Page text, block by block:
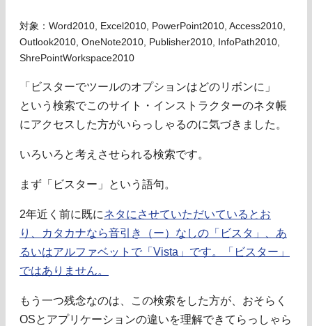
対象：Word2010, Excel2010, PowerPoint2010, Access2010,
Outlook2010, OneNote2010, Publisher2010, InfoPath2010,
ShrePointWorkspace2010
「ビスターでツールのオプションはどのリボンに」
という検索でこのサイト・インストラクターのネタ帳
にアクセスした方がいらっしゃるのに気づきました。
いろいろと考えさせられる検索です。
まず「ビスター」という語句。
2年近く前に既にネタにさせていただいているとお
り、カタカナなら音引き（ー）なしの「ビスタ」、あ
るいはアルファベットで「Vista」です。「ビスター」
ではありません。
もう一つ残念なのは、この検索をした方が、おそらく
OSとアプリケーションの違いを理解できてらっしゃら